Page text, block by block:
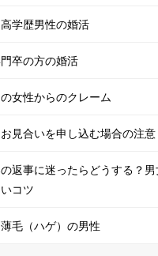
学歴男性の婚活
卒の方の婚活
女性からのクレーム
見合いを申し込む場合の注意
返事に迷ったらどうする？
コツ
薄毛（ハゲ）の男性